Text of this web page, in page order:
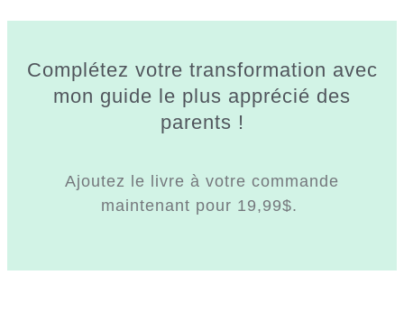
Complétez votre transformation avec
mon guide le plus apprécié des
parents !
Ajoutez le livre à votre commande
maintenant pour 19,99$.